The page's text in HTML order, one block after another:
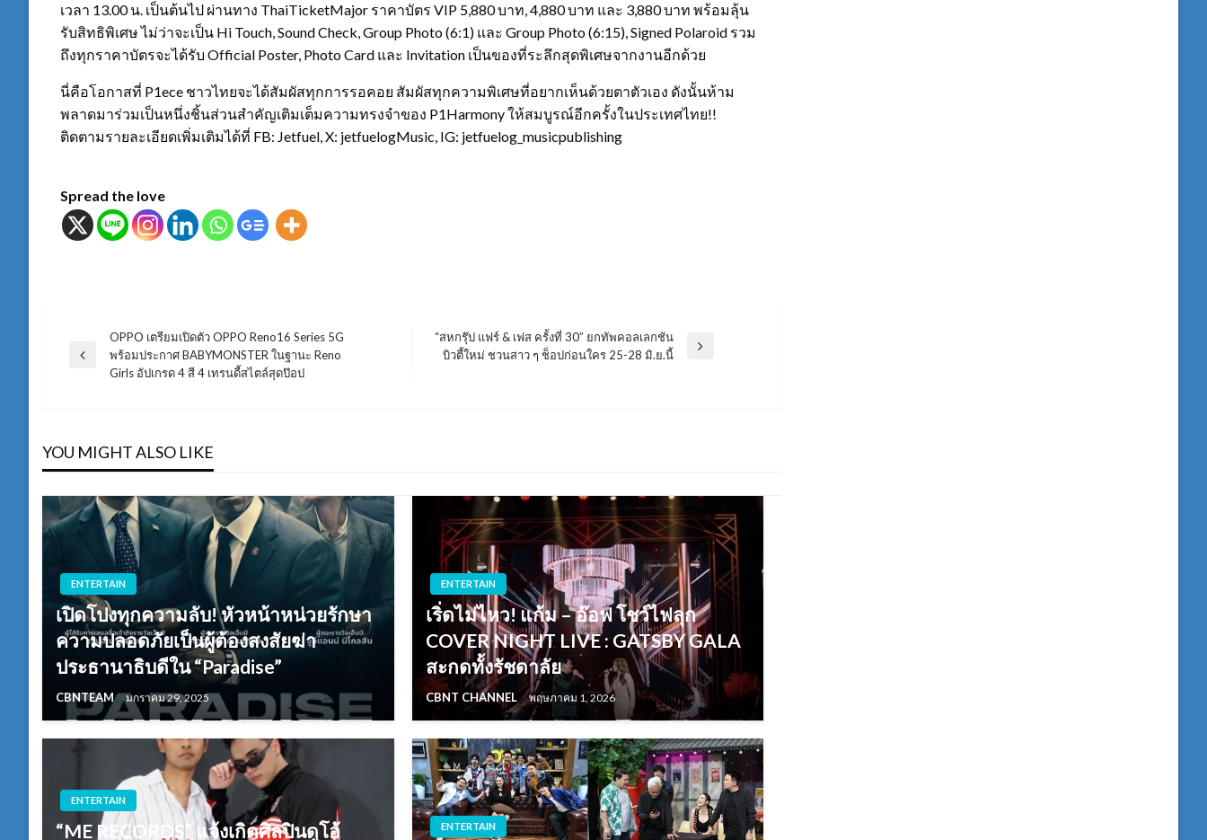
เวลา 13.00 น. เป็นต้นไป ผ่านทาง ThaiTicketMajor ราคาบัตร VIP 5,880 บาท, 4,880 บาท และ 3,880 บาท พร้อมลุ้น
รับสิทธิพิเศษ ไม่ว่าจะเป็น Hi Touch, Sound Check, Group Photo (6:1) และ Group Photo (6:15), Signed Polaroid รวม
ถึงทุกราคาบัตรจะได้รับ Official Poster, Photo Card และ Invitation เป็นของที่ระลึกสุดพิเศษจากงานอีกด้วย
นี่คือโอกาสที่ P1ece ชาวไทยจะได้สัมผัสทุกการรอคอย สัมผัสทุกความพิเศษที่อยากเห็นด้วยตาตัวเอง ดังนั้นห้าม
พลาดมาร่วมเป็นหนึ่งชิ้นส่วนสำคัญเติมเต็มความทรงจำของ P1Harmony ให้สมบูรณ์อีกครั้งในประเทศไทย!!
ติดตามรายละเอียดเพิ่มเติมได้ที่ FB: Jetfuel, X: jetfuelogMusic, IG: jetfuelog_musicpublishing
Spread the love
แนะแนว
Previous
OPPO เตรียมเปิดตัว OPPO Reno16 Series 5G
พร้อมประกาศ BABYMONSTER ในฐานะ Reno
Girls อัปเกรด 4 สี 4 เทรนดี้สไตล์สุดป๊อป
Next
“สหกรุ๊ป แฟร์ & เฟส ครั้งที่ 30” ยกทัพคอลเลกชัน
บิวตี้ใหม่ ชวนสาว ๆ ช็อปก่อนใคร 25-28 มิ.ย.นี้
YOU MIGHT ALSO LIKE
ENTERTAIN
เปิดโปงทุกความลับ! หัวหน้าหน่วยรักษา
ความปลอดภัยเป็นผู้ต้องสงสัยฆ่า
ประธานาธิบดีใน “Paradise”
CBNTEAM มกราคม 29, 2025
ENTERTAIN
เริ่ดไม่ไหว! แก้ม – อ๊อฟ โชว์ไฟลุก
COVER NIGHT LIVE : GATSBY GALA
สะกดทั้งรัชดาลัย
CBNT CHANNEL พฤษภาคม 1, 2026
ENTERTAIN
“ME RECORDS” แจ้งเกิดศิลปินดูโอ้ ENTERTAIN